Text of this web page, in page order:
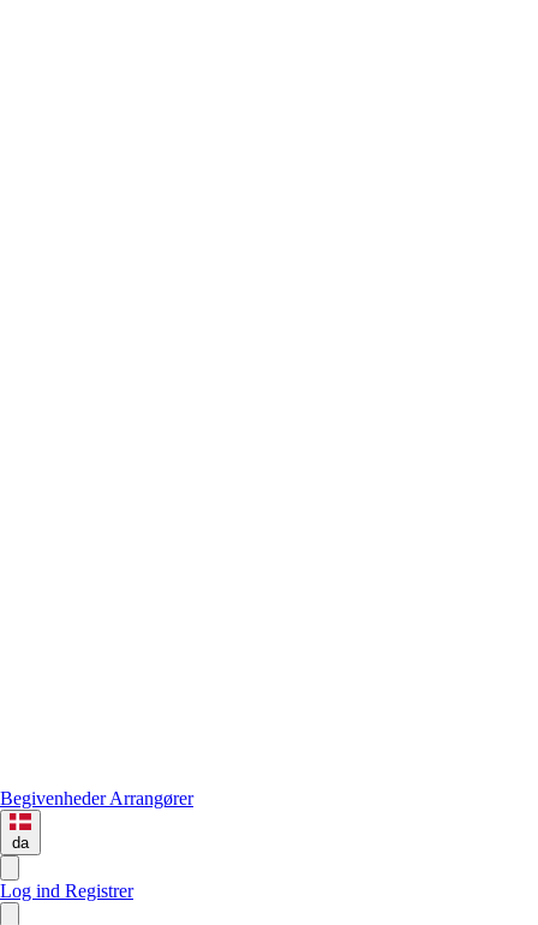
BegivenhederArrangører
da
Log ind Registrer